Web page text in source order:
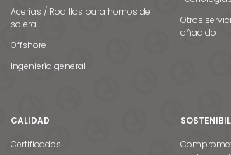
Acerías / Rodillos para hornos de
solera
Offshore
Ingeniería general
Otros
añadido
CALIDAD
Certificados